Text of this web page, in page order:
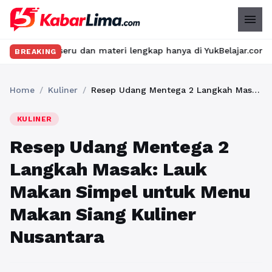
menu
BREAKING
dan materi lengkap hanya di YukBelajar.com. Mulai
Home / Kuliner / Resep Udang Mentega 2 Langkah Masak: Lauk Makan Simpel untuk Menu Makan Siang Kuliner Nusantara
KULINER
Resep Udang Mentega 2
Langkah Masak: Lauk
Makan Simpel untuk Menu
Makan Siang Kuliner
Nusantara